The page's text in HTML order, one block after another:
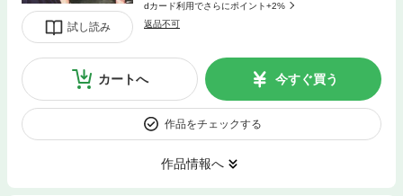
試し読み
dカード利用でさらにポイント+2%
返品不可
カートへ 今すぐ買う
作品をチェックする
作品情報へ